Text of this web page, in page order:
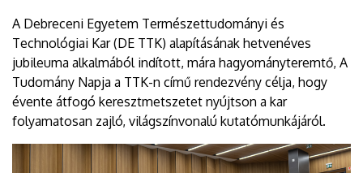
A Debreceni Egyetem Természettudományi és
Technológiai Kar (DE TTK) alapításának hetvenéves
jubileuma alkalmából indított, mára hagyományteremtő, A
Tudomány Napja a TTK-n című rendezvény célja, hogy
évente átfogó keresztmetszetet nyújtson a kar
folyamatosan zajló, világszínvonalú kutatómunkájáról.